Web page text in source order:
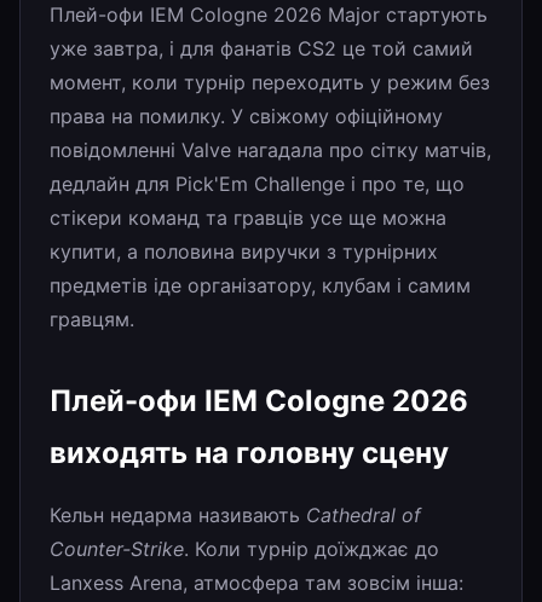
Плей-офи IEM Cologne 2026 Major стартують
уже завтра, і для фанатів CS2 це той самий
момент, коли турнір переходить у режим без
права на помилку. У свіжому офіційному
повідомленні Valve нагадала про сітку матчів,
дедлайн для Pick'Em Challenge і про те, що
стікери команд та гравців усе ще можна
купити, а половина виручки з турнірних
предметів іде організатору, клубам і самим
гравцям.
Плей-офи IEM Cologne 2026
виходять на головну сцену
Кельн недарма називають Cathedral of
Counter-Strike. Коли турнір доїжджає до
Lanxess Arena, атмосфера там зовсім інша: